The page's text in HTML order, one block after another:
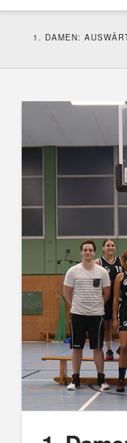
1. DAMEN: